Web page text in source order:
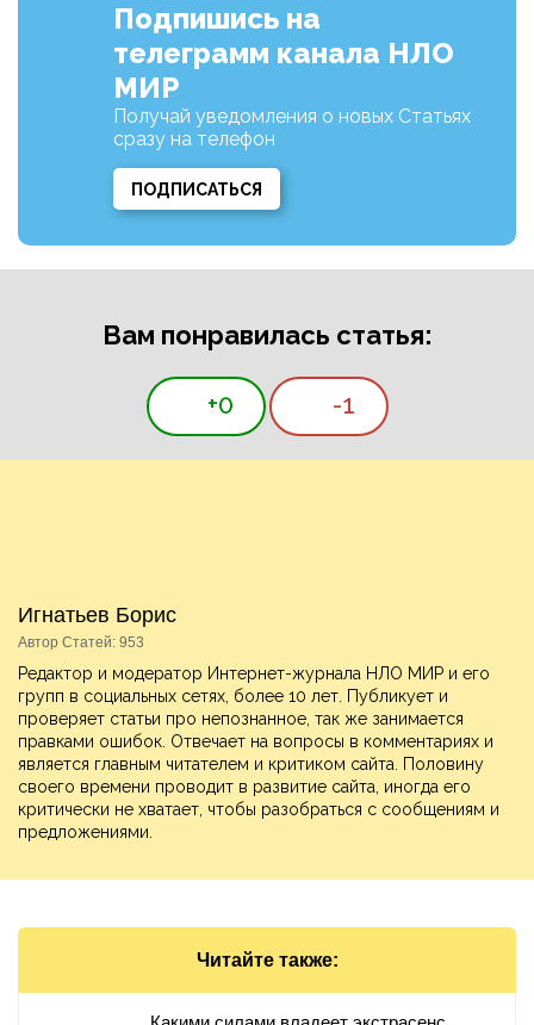
Подпишись на
телеграмм канала НЛО
МИР
Получай уведомления о новых Статьях
сразу на телефон
ПОДПИСАТЬСЯ
Вам понравилась статья:
+0 -1
Игнатьев Борис
Автор Статей: 953
Редактор и модератор Интернет-журнала НЛО МИР и его
групп в социальных сетях, более 10 лет. Публикует и
проверяет статьи про непознанное, так же занимается
правками ошибок. Отвечает на вопросы в комментариях и
является главным читателем и критиком сайта. Половину
своего времени проводит в развитие сайта, иногда его
критически не хватает, чтобы разобраться с сообщениям и
предложениями.
Читайте также: